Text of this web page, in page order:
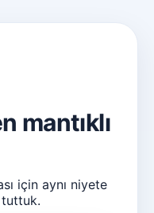
mantıklı
için aynı niyete
tuttuk.